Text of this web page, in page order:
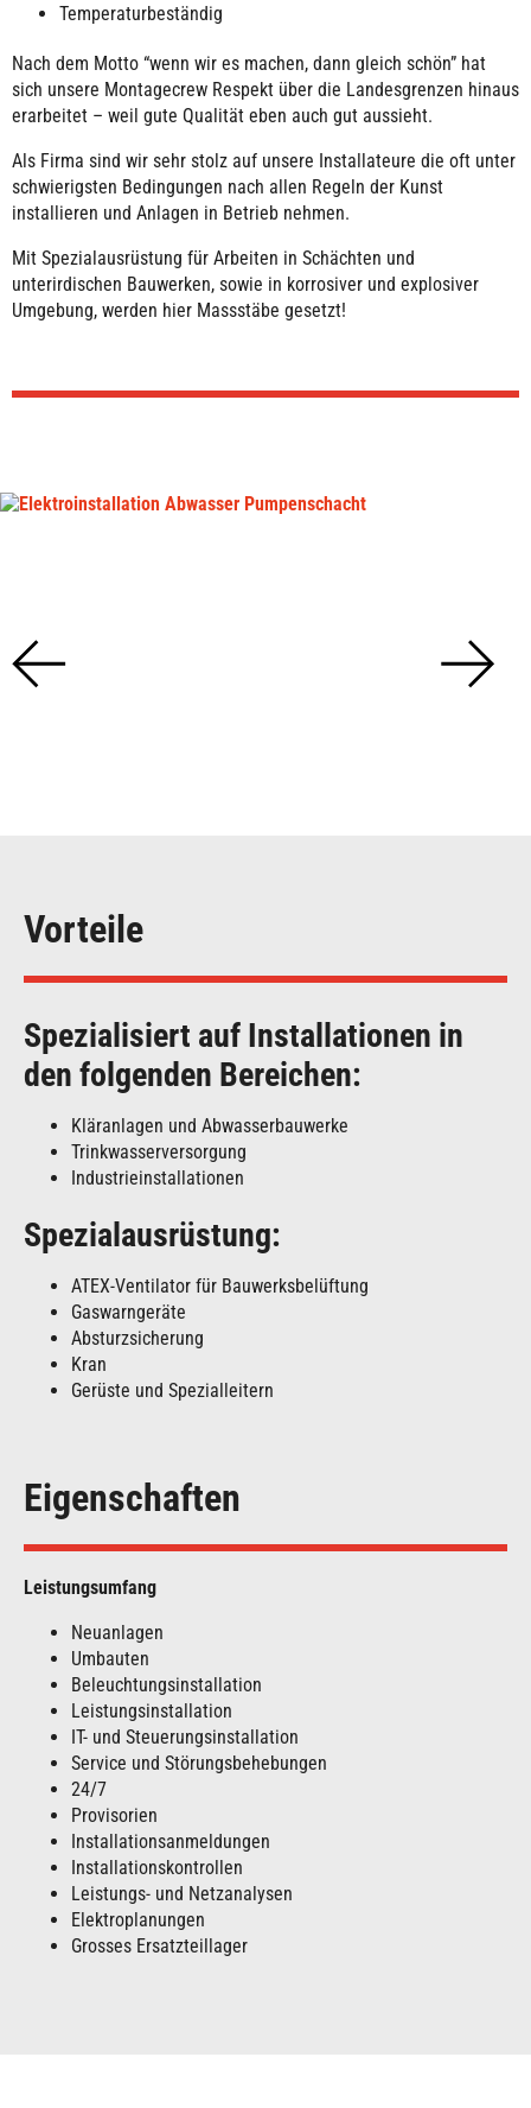
Temperaturbeständig
Nach dem Motto “wenn wir es machen, dann gleich schön” hat
sich unsere Montagecrew Respekt über die Landesgrenzen hinaus
erarbeitet – weil gute Qualität eben auch gut aussieht.
Als Firma sind wir sehr stolz auf unsere Installateure die oft unter
schwierigsten Bedingungen nach allen Regeln der Kunst
installieren und Anlagen in Betrieb nehmen.
Mit Spezialausrüstung für Arbeiten in Schächten und
unterirdischen Bauwerken, sowie in korrosiver und explosiver
Umgebung, werden hier Massstäbe gesetzt!
Vorteile
Spezialisiert auf Installationen in
den folgenden Bereichen:
Kläranlagen und Abwasserbauwerke
Trinkwasserversorgung
Industrieinstallationen
Spezialausrüstung:
ATEX-Ventilator für Bauwerksbelüftung
Gaswarngeräte
Absturzsicherung
Kran
Gerüste und Spezialleitern
Eigenschaften
Leistungsumfang
Neuanlagen
Umbauten
Beleuchtungsinstallation
Leistungsinstallation
IT- und Steuerungsinstallation
Service und Störungsbehebungen
24/7
Provisorien
Installationsanmeldungen
Installationskontrollen
Leistungs- und Netzanalysen
Elektroplanungen
Grosses Ersatzteillager